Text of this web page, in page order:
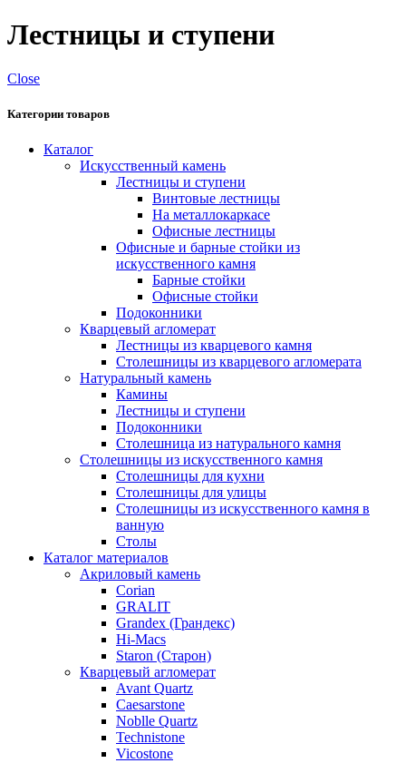
Лестницы и ступени
Close
Категории товаров
Каталог
Искусственный камень
Лестницы и ступени
Винтовые лестницы
На металлокаркасе
Офисные лестницы
Офисные и барные стойки из
искусственного камня
Барные стойки
Офисные стойки
Подоконники
Кварцевый агломерат
Лестницы из кварцевого камня
Столешницы из кварцевого агломерата
Натуральный камень
Камины
Лестницы и ступени
Подоконники
Столешница из натурального камня
Столешницы из искусственного камня
Столешницы для кухни
Столешницы для улицы
Столешницы из искусственного камня в
ванную
Столы
Каталог материалов
Акриловый камень
Corian
GRALIT
Grandex (Грандекс)
Hi-Macs
Staron (Старон)
Кварцевый агломерат
Avant Quartz
Caesarstone
Noblle Quartz
Technistone
Vicostone